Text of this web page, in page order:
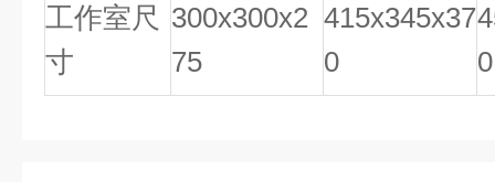
工作室尺
寸
300x300x2
75
415x345x37
0
0